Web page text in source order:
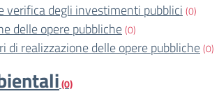
verifica degli investimenti pubblici (0)
delle opere pubbliche(0)
di realizzazione delle opere pubbliche(0)
(0)